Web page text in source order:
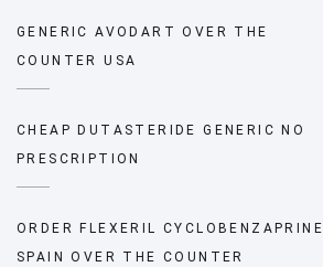
GENERIC AVODART OVER THE
COUNTER USA
CHEAP DUTASTERIDE GENERIC NO
PRESCRIPTION
ORDER FLEXERIL CYCLOBENZAPRINE
SPAIN OVER THE COUNTER